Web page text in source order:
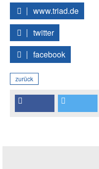
www.triad.de
twitter
facebook
zurück